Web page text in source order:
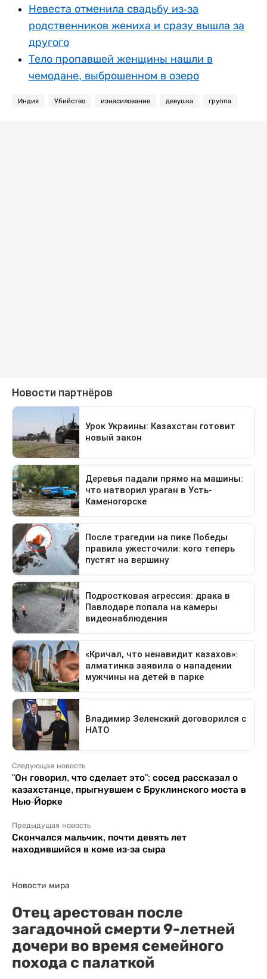
Невеста отменила свадьбу из-за
родственников жениха и сразу вышла за
другого
Тело пропавшей женщины нашли в
чемодане, выброшенном в озеро
Индия Убийство изнасилование девушка группа
Следующая новость
"Он говорил, что сделает это": сосед рассказал о
казахстанце, прыгнувшем с Бруклинского моста в
Нью-Йорке
Предыдущая новость
Скончался мальчик, почти девять лет
находившийся в коме из-за сыра
Новости мира
Отец арестован после
загадочной смерти 9-летней
дочери во время семейного
похода с палаткой